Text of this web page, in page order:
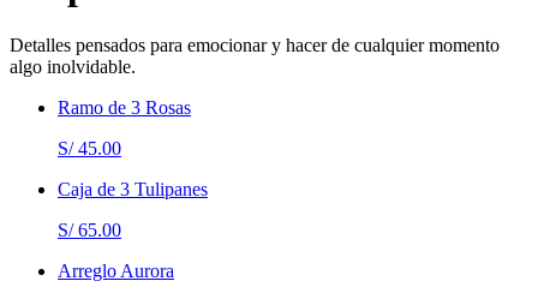
Detalles pensados para emocionar y hacer de cualquier momento
algo inolvidable.
Ramo de 3 Rosas
S/ 45.00
Caja de 3 Tulipanes
S/ 65.00
Arreglo Aurora